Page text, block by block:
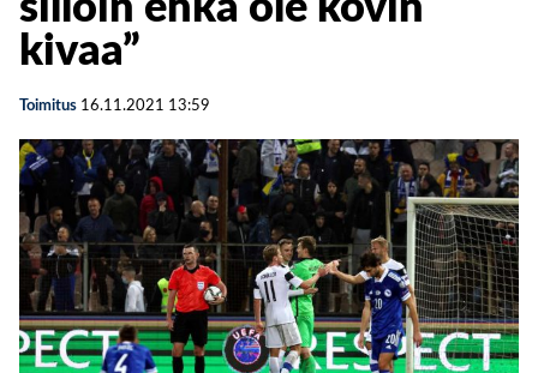
kivaa”
Toimitus 16.11.2021 13:59